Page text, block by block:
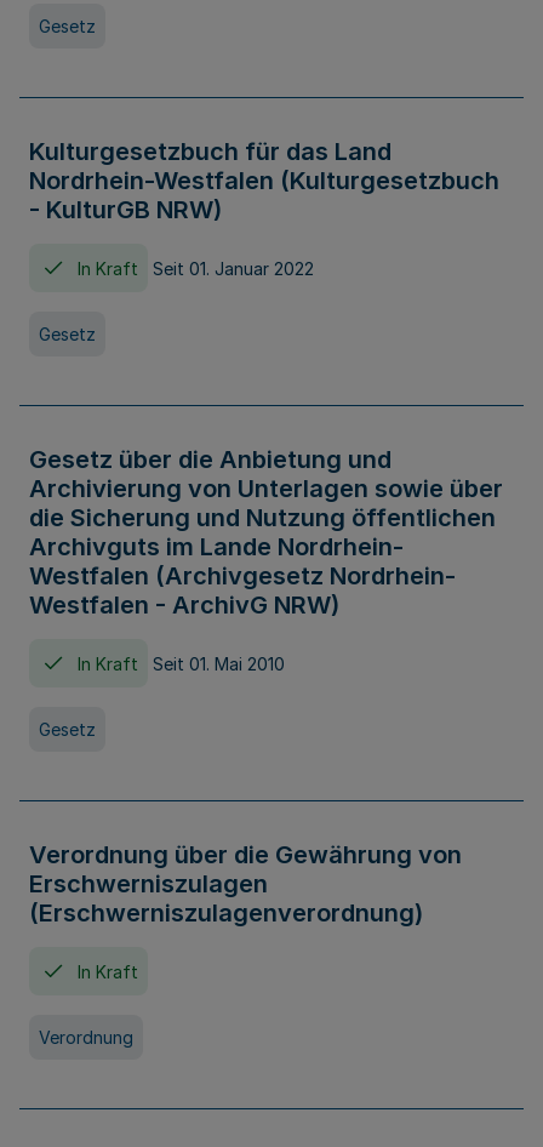
Gesetz
Kulturgesetzbuch für das Land
Nordrhein-Westfalen (Kulturgesetzbuch
- KulturGB NRW)
In Kraft Seit 01. Januar 2022
Gesetz
Gesetz über die Anbietung und
Archivierung von Unterlagen sowie über
die Sicherung und Nutzung öffentlichen
Archivguts im Lande Nordrhein-
Westfalen (Archivgesetz Nordrhein-
Westfalen - ArchivG NRW)
In Kraft Seit 01. Mai 2010
Gesetz
Verordnung über die Gewährung von
Erschwerniszulagen
(Erschwerniszulagenverordnung)
In Kraft
Verordnung